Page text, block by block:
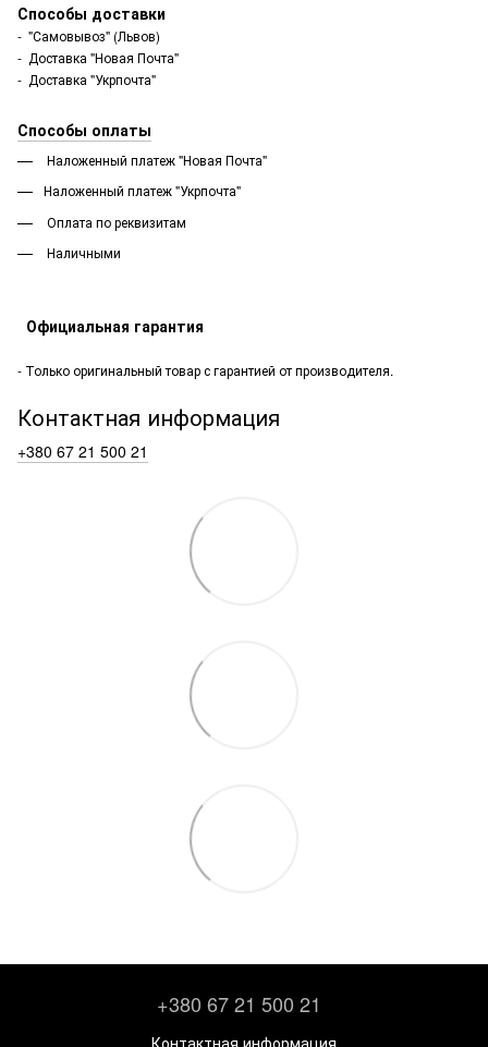
Способы доставки
- "Самовывоз" (Львов)
- Доставка "Новая Почта"
- Доставка "Укрпочта"
Способы оплаты
Наложенный платеж "Новая Почта"
Наложенный платеж "Укрпочта"
Оплата по реквизитам
Наличными
Официальная гарантия
- Только оригинальный товар с гарантией от производителя.
Контактная информация
+380 67 21 500 21
+380 67 21 500 21
Контактная информация